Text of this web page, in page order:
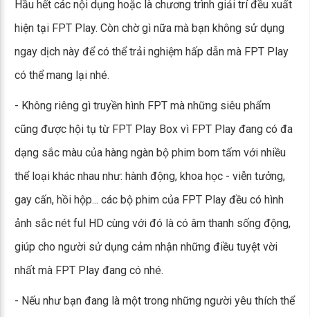
Hầu hết các nội dụng hoặc là chương trình giải trí đều xuất
hiện tại FPT Play. Còn chờ gì nữa mà bạn không sử dụng
ngay dịch này để có thể trải nghiệm hấp dẫn mà FPT Play
có thể mang lại nhé.
- Không riêng gì truyền hình FPT mà những siêu phẩm
cũng được hội tụ từ FPT Play Box vì FPT Play đang có đa
dạng sắc màu của hàng ngàn bộ phim bom tấm với nhiều
thể loại khác nhau như: hành động, khoa học - viễn tưởng,
gay cấn, hồi hộp... các bộ phim của FPT Play đều có hình
ảnh sắc nét ful HD cùng với đó là có âm thanh sống động,
giúp cho người sử dụng cảm nhận những điều tuyệt vời
nhất mà FPT Play đang có nhé.
- Nếu như bạn đang là một trong những người yêu thích thể